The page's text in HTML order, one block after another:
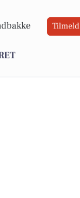
Tilmeld